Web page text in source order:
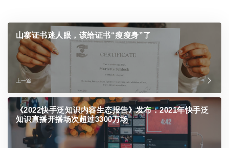
山寨证书迷人眼，该给证书“瘦瘦身”了
上一篇
《2022快手泛知识内容生态报告》发布：2021年快手泛
知识直播开播场次超过3300万场